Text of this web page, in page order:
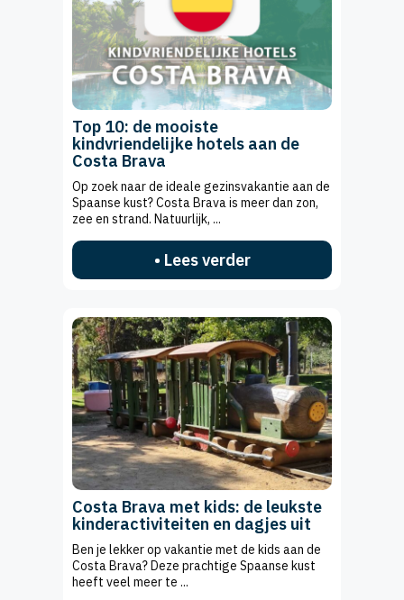
Top 10: de mooiste
kindvriendelijke hotels aan de
Costa Brava
Op zoek naar de ideale gezinsvakantie aan de
Spaanse kust? Costa Brava is meer dan zon,
zee en strand. Natuurlijk, ...
• Lees verder
Costa Brava met kids: de leukste
kinderactiviteiten en dagjes uit
Ben je lekker op vakantie met de kids aan de
Costa Brava? Deze prachtige Spaanse kust
heeft veel meer te ...